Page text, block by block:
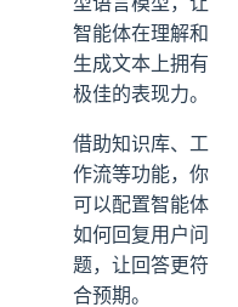
智能体在理解和
生成文本上拥有
极佳的表现力。
借助知识库、工
作流等功能，你
可以配置智能体
如何回复用户问
题，让回答更符
合预期。